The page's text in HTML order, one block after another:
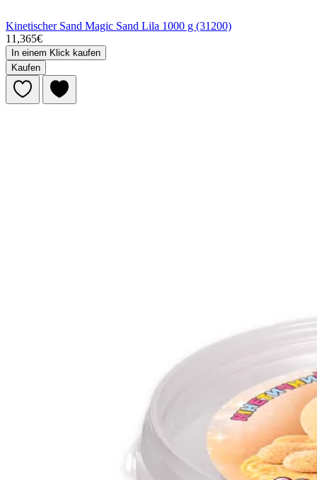
Kinetischer Sand Magic Sand Lila 1000 g (31200)
11,365€
In einem Klick kaufen
Kaufen